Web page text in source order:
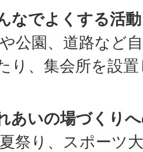
なでよくする活動
公園、道路など
り、集会所を設
あいの場づくり
祭り、スポーツ